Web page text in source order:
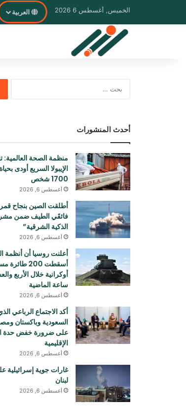
الخميس, أغسطس 6 2026 العربية
أحدث المنشورات
منظمة الصحة العالمية:
الإيبولا السريع أودی
1700 شخص
أغسطس 6, 2026
أطلقت الصين بنجاح
فائقَي الطيف ضمن
الذكية الشرقية”
أغسطس 6, 2026
أعلنت روسيا أن أنظمة
أسقطت 200
أوكرانية خلال الأربع
ساعة الماضية
أغسطس 6, 2026
أكد الاجتماع الرباعي
السعودية وباكستان
على ضرورة خفض حدة
الإقليمية
أغسطس 6, 2026
غارات جوية إسرائيلية
لبنان
أغسطس 6, 2026